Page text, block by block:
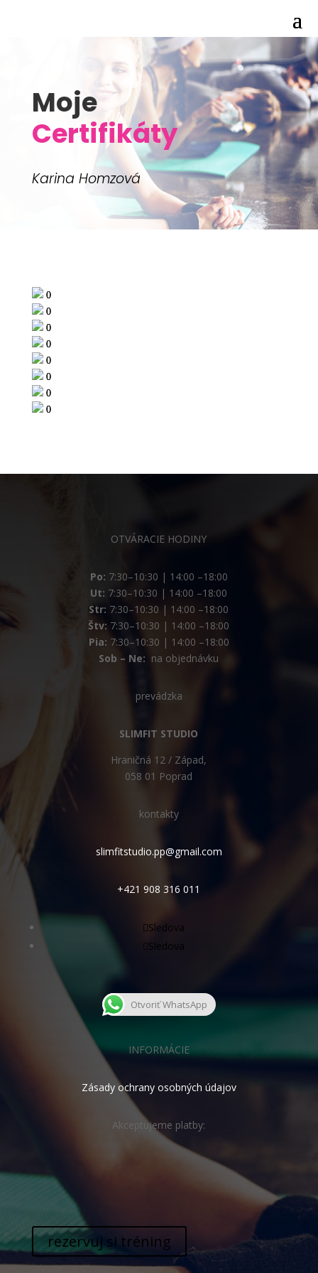
Moje
Certifikáty
Karina Homzová
OTVÁRACIE HODINY
Po: 7:30–10:30 | 14:00 –18:00
Ut: 7:30–10:30 | 14:00 –18:00
Str: 7:30–10:30 | 14:00 –18:00
Štv: 7:30–10:30 | 14:00 –18:00
Pia: 7:30–10:30 | 14:00 –18:00
Sob – Ne: na objednávku
prevádzka
SLIMFIT STUDIO
Hraničná 12 / Západ,
058 01 Poprad
kontakty
slimfitstudio.pp@gmail.com
+421 908 316 011
Sledova
Sledova
Otvoriť WhatsApp
INFORMÁCIE
Zásady ochrany osobných údajov
Akceptujeme platby:
rezervuj si tréning